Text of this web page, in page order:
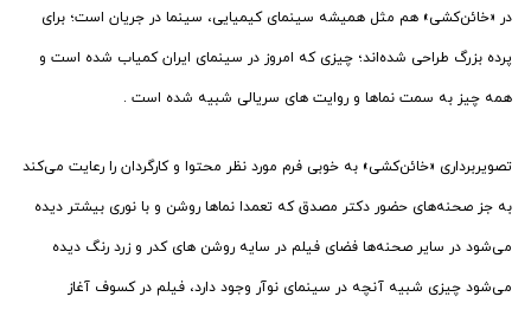
در «خائن‌کشی» هم مثل همیشه سینمای کیمیایی، سینما در جریان است؛ برای
پرده بزرگ طراحی شده‌اند؛ چیزی که امروز در سینمای ایران کمیاب شده است و
همه چیز به سمت نماها و روایت های سریالی شبیه شده است .
تصویربرداری «خائن‌کشی» به خوبی فرم مورد نظر محتوا و کارگردان را رعایت می‌کند
به جز صحنه‌های حضور دکتر مصدق که تعمدا نماها روشن و با نوری بیشتر دیده
می‌شود در سایر صحنه‌ها فضای فیلم در سایه روشن های کدر و زرد رنگ دیده
می‌شود چیزی شبیه آنچه در سینمای نوآر وجود دارد، فیلم در کسوف آغاز